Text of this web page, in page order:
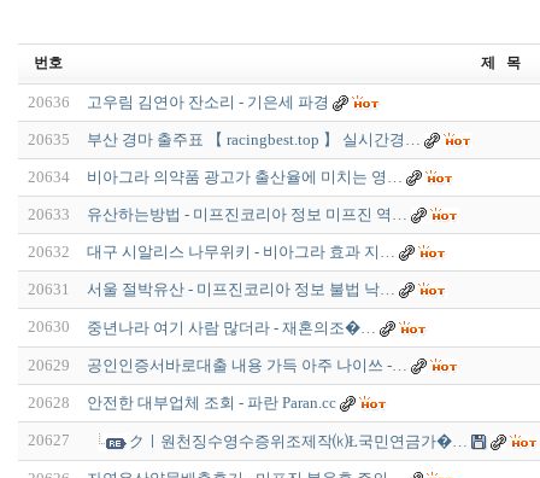
번호 제 목
20636 고우림 김연아 잔소리 - 기은세 파경
20635 부산 경마 출주표 【 racingbest.top 】 실시간경…
20634 비아그라 의약품 광고가 출산율에 미치는 영…
20633 유산하는방법 - 미프진코리아 정보 미프진 역…
20632 대구 시알리스 나무위키 - 비아그라 효과 지…
20631 서울 절박유산 - 미프진코리아 정보 불법 낙…
20630 중년나라 여기 사람 많더라 - 재­혼­의­조­�…
20629 공인인증서바로대출 내용 가득 아주 나이쓰 -…
20628 안전한 대부업체 조회 - 파란 Paran.cc
20627 クㅣ원천징수영수증위조제작⒦Ł국민연금가�…